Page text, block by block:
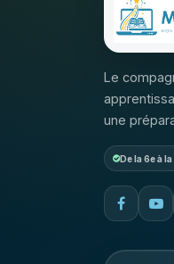
Le
une
De la 6e à